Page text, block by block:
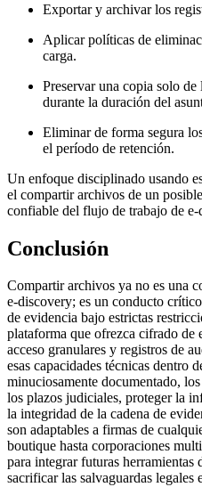
Exportar y archivar los
Aplicar políticas de
carga.
Preservar una copia solo
durante la duración del
Eliminar de forma segura
el período de retención.
Un enfoque disciplinado usando
el compartir archivos de un
confiable del flujo de trabajo de
Conclusión
Compartir archivos ya no es una
e‑discovery; es un conducto
de evidencia bajo estrictas
plataforma que ofrezca cifrado de
acceso granulares y registros de
esas capacidades técnicas dentro
minuciosamente documentado,
los plazos judiciales, proteger la
la integridad de la cadena de
son adaptables a firmas de
boutique hasta corporaciones
para integrar futuras herramientas
sacrificar las salvaguardas legales